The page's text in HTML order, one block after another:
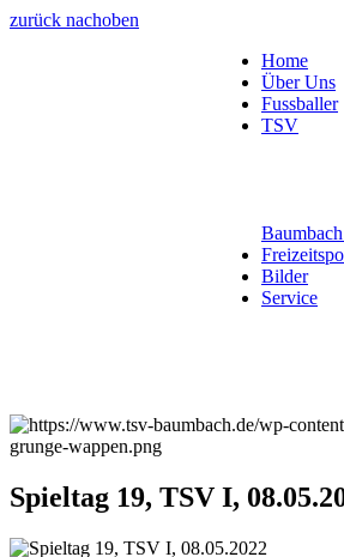
zurück nachoben
Home
Über Uns
Fussballer
TSV
Bilder
Service
Spieltag 19, TSV I,